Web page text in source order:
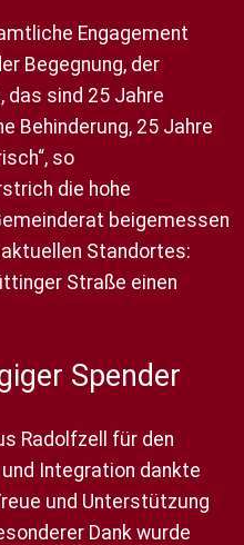
Engagement
Begegnung, der
das sind 25 Jahre
Behinderung, 25 Jahre
so
die hohe
beigemessen
Standortes:
Straße einen
Spender
Radolfzell für den
Integration dankte
und Unterstützung
Dank wurde